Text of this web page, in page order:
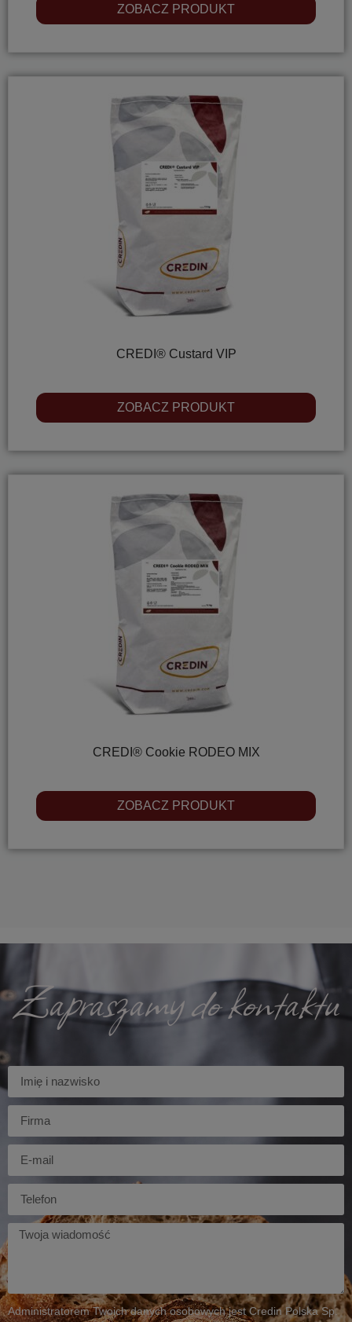
ZOBACZ PRODUKT
CREDI® Custard VIP
ZOBACZ PRODUKT
CREDI® Cookie RODEO MIX
ZOBACZ PRODUKT
Zapraszamy do kontaktu
Imię
Firma
Telefon
Twoja
wiadomość
Administratorem Twoich danych osobowych jest Credin Polska Sp.